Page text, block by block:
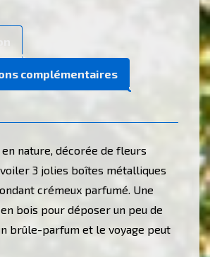
complémentaires
nature, décorée de fleurs
3 jolies boîtes métalliques
crémeux parfumé. Une
bois pour déposer un peu de
brûle-parfum et le voyage peut